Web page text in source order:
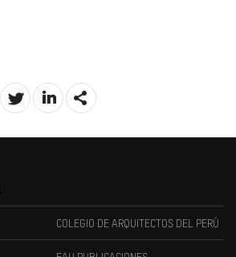
COLEGIO DE ARQUITECTOS DEL PERÚ